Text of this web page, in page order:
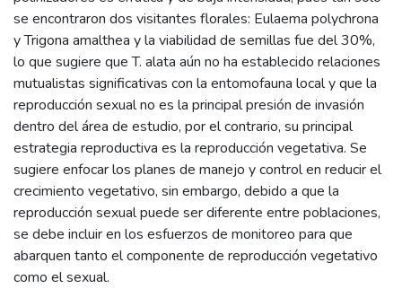
se encontraron dos visitantes florales: Eulaema polychrona
y Trigona amalthea y la viabilidad de semillas fue del 30%,
lo que sugiere que T. alata aún no ha establecido relaciones
mutualistas significativas con la entomofauna local y que la
reproducción sexual no es la principal presión de invasión
dentro del área de estudio, por el contrario, su principal
estrategia reproductiva es la reproducción vegetativa. Se
sugiere enfocar los planes de manejo y control en reducir el
crecimiento vegetativo, sin embargo, debido a que la
reproducción sexual puede ser diferente entre poblaciones,
se debe incluir en los esfuerzos de monitoreo para que
abarquen tanto el componente de reproducción vegetativo
como el sexual.